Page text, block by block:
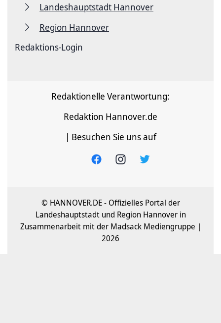
Landeshauptstadt Hannover
Region Hannover
Redaktions-Login
Redaktionelle Verantwortung:
Redaktion Hannover.de
| Besuchen Sie uns auf
© HANNOVER.DE - Offizielles Portal der
Landeshauptstadt und Region Hannover in
Zusammenarbeit mit der Madsack Mediengruppe |
2026